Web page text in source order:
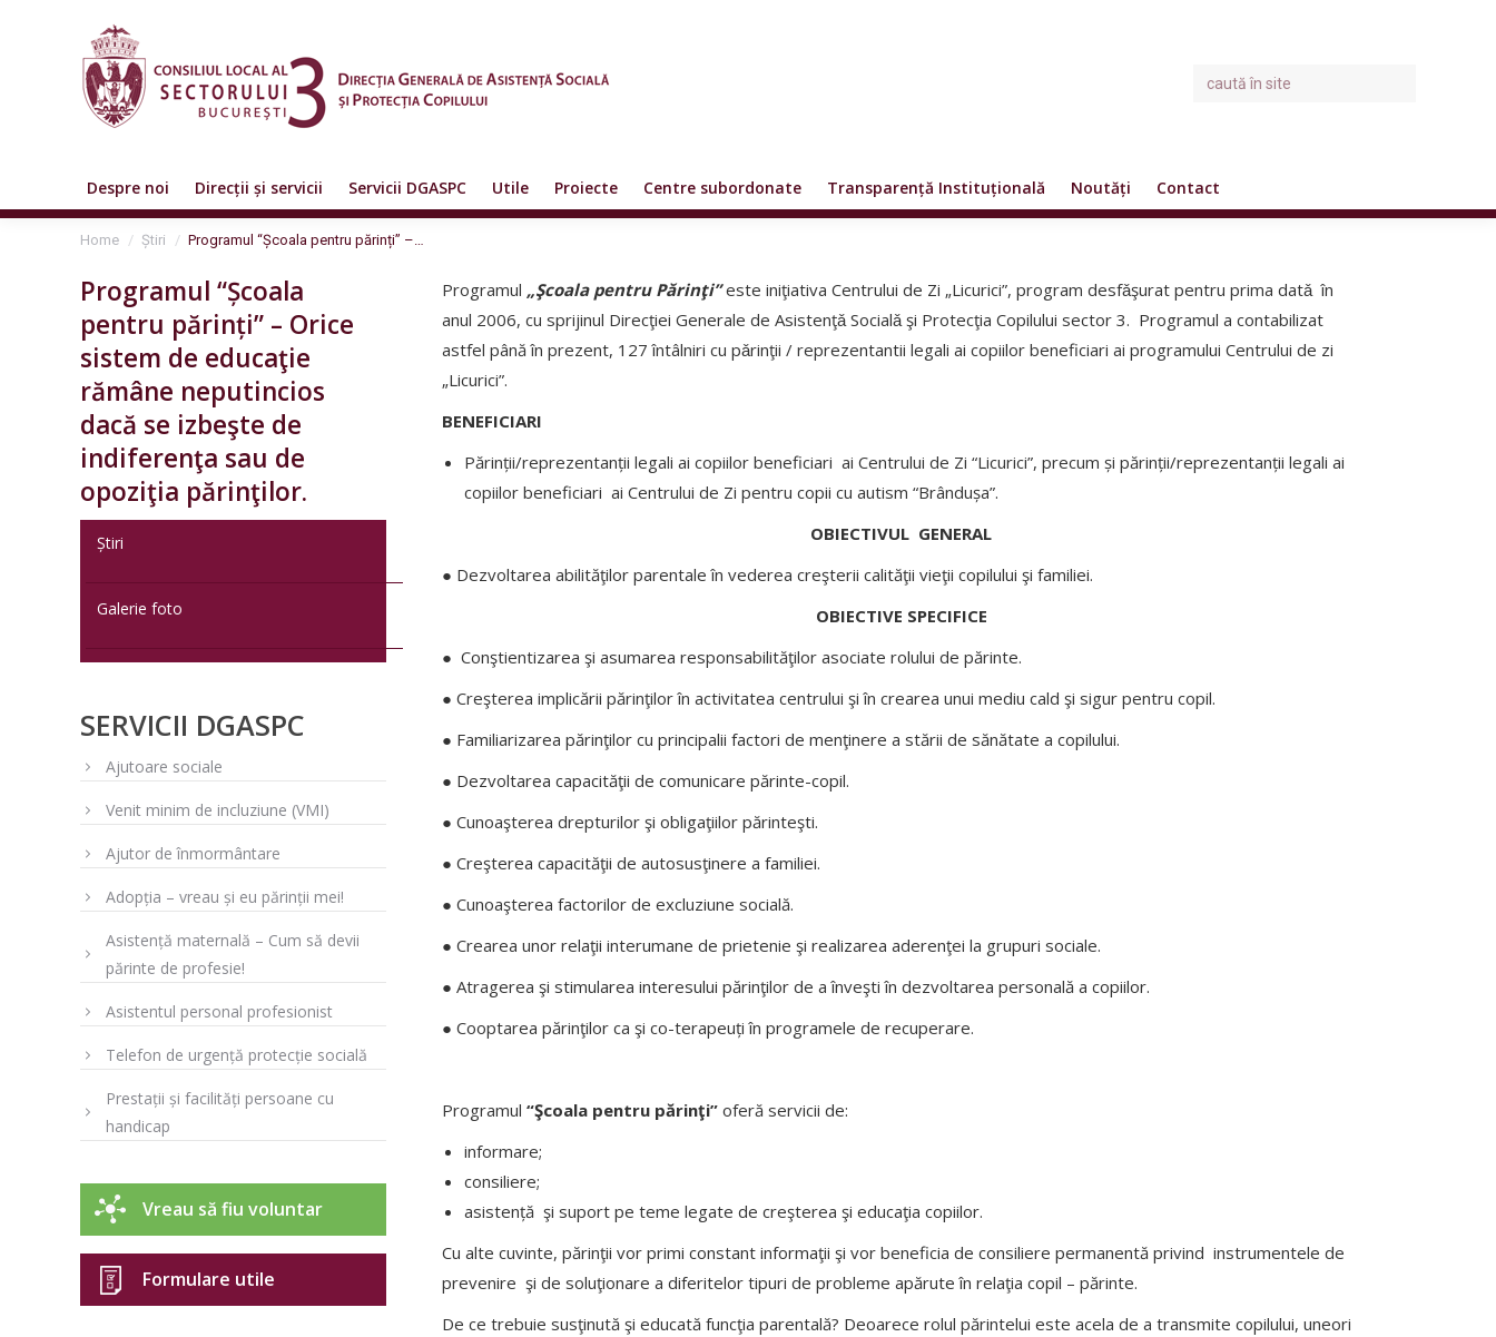
Despre noi Direcții și servicii Servicii DGASPC Utile Proiecte Centre subordonate Transparență Instituțională Noutăți Contact
You are here:
Home Știri Programul “Școala pentru părinți” –…
Programul „Şcoala pentru Părinţi”este iniţiativa Centrului de Zi „Licurici”, program desfǎşurat pentru prima datǎ în
anul 2006, cu sprijinul Direcţiei Generale de Asistenţǎ Socialǎ şi Protecţia Copilului sector 3. Programul a contabilizat
astfel până în prezent, 127 întâlniri cu pǎrinţii / reprezentantii legali ai copiilor beneficiari ai programului Centrului de zi
„Licurici”.
BENEFICIARI
Părinții/reprezentanții legali ai copiilor beneficiari ai Centrului de Zi “Licurici”, precum și părinții/reprezentanții legali ai
copiilor beneficiari ai Centrului de Zi pentru copii cu autism “Brândușa”.
OBIECTIVUL GENERAL
● Dezvoltarea abilităţilor parentale în vederea creşterii calităţii vieţii copilului şi familiei.
OBIECTIVE SPECIFICE
● Conştientizarea şi asumarea responsabilităţilor asociate rolului de părinte.
● Creşterea implicării părinţilor în activitatea centrului şi în crearea unui mediu cald şi sigur pentru copil.
● Familiarizarea părinţilor cu principalii factori de menţinere a stării de sănătate a copilului.
● Dezvoltarea capacităţii de comunicare părinte-copil.
● Cunoaşterea drepturilor şi obligaţiilor părinteşti.
● Creşterea capacităţii de autosusţinere a familiei.
● Cunoaşterea factorilor de excluziune socială.
● Crearea unor relaţii interumane de prietenie şi realizarea aderenţei la grupuri sociale.
● Atragerea şi stimularea interesului părinţilor de a înveşti în dezvoltarea personală a copiilor.
● Cooptarea părinţilor ca şi co-terapeuți în programele de recuperare.
Programul “Şcoala pentru părinţi” oferă servicii de:
informare;
consiliere;
asistență şi suport pe teme legate de creşterea şi educaţia copiilor.
Cu alte cuvinte, părinţii vor primi constant informaţii şi vor beneficia de consiliere permanentă privind instrumentele de
prevenire şi de soluţionare a diferitelor tipuri de probleme apărute în relaţia copil – părinte.
De ce trebuie susţinută şi educată funcţia parentală? Deoarece rolul părintelui este acela de a transmite copilului, uneori
Programul “Școala
pentru părinți” – Orice
sistem de educaţie
rămâne neputincios
dacă se izbeşte de
indiferenţa sau de
opoziţia părinţilor.
Știri
Galerie foto
SERVICII DGASPC
Ajutoare sociale
Venit minim de incluziune (VMI)
Ajutor de înmormântare
Adopția – vreau și eu părinții mei!
Asistență maternală – Cum să devii
părinte de profesie!
Asistentul personal profesionist
Telefon de urgență protecție socială
Prestații și facilități persoane cu
handicap
Vreau să fiu voluntar
Formulare utile